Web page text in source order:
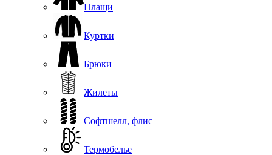
Плащи
Куртки
Брюки
Жилеты
Софтшелл, флис
Термобелье